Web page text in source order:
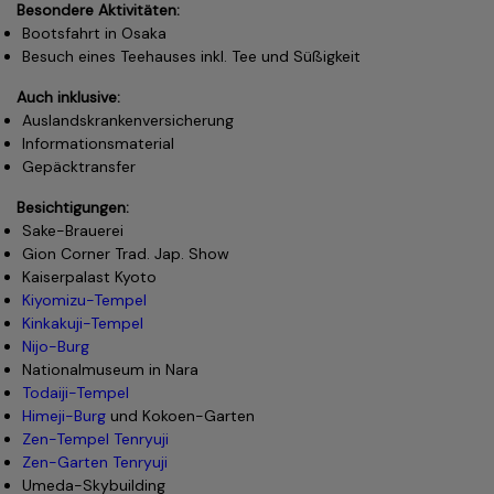
Am Nachmittag geht es auf Entdeckungstour durch Ginza,
Tokyos bekanntestes Luxusviertel. Prächtige Schaufenster,
elegante Cafés und renommierte Marken laden zum
Bummeln und Staunen ein. Zwischen modernem Glanz und
traditionellem Flair lässt sich das Leben der Stadt hautnah
erleben.
sehen.
Besondere Aktivitäten:
Bootsfahrt in Osaka
Besuch eines Teehauses inkl. Tee und Süßigkeit
Auch inklusive:
Auslandskrankenversicherung
Informationsmaterial
Gepäcktransfer
Besichtigungen:
Sake-Brauerei
Gion Corner Trad. Jap. Show
Kaiserpalast Kyoto
Kiyomizu-Tempel
Kinkakuji-Tempel
Nijo-Burg
Nationalmuseum in Nara
Todaiji-Tempel
Himeji-Burg und Kokoen-Garten
Zen-Tempel Tenryuji
Zen-Garten Tenryuji
Umeda-Skybuilding